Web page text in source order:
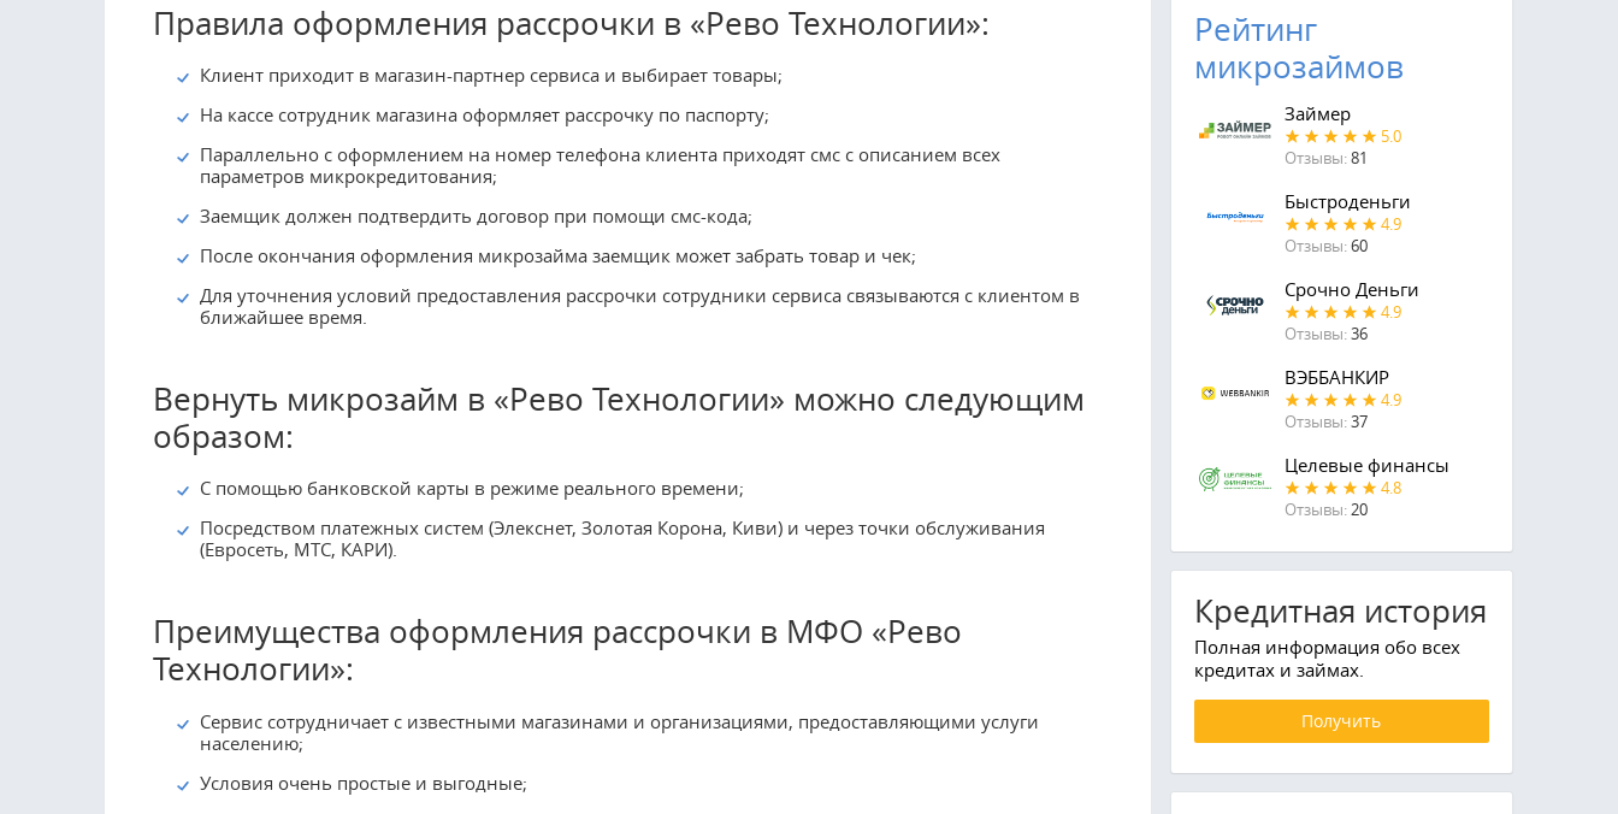
Правила оформления рассрочки в «Рево Технологии»:
Клиент приходит в магазин-партнер сервиса и выбирает товары;
На кассе сотрудник магазина оформляет рассрочку по паспорту;
Параллельно с оформлением на номер телефона клиента приходят смс с описанием всех
параметров микрокредитования;
Заемщик должен подтвердить договор при помощи смс-кода;
После окончания оформления микрозайма заемщик может забрать товар и чек;
Для уточнения условий предоставления рассрочки сотрудники сервиса связываются с клиентом в
ближайшее время.
Вернуть микрозайм в «Рево Технологии» можно следующим
образом:
С помощью банковской карты в режиме реального времени;
Посредством платежных систем (Элекснет, Золотая Корона, Киви) и через точки обслуживания
(Евросеть, МТС, КАРИ).
Преимущества оформления рассрочки в МФО «Рево
Технологии»:
Сервис сотрудничает с известными магазинами и организациями, предоставляющими услуги
населению;
Условия очень простые и выгодные;
Рейтинг
микрозаймов
Займер
5.0
Отзывы:81
Быстроденьги
4.9
Отзывы:60
Срочно Деньги
4.9
Отзывы:36
ВЭББАНКИР
4.9
Отзывы:37
Целевые финансы
4.8
Отзывы:20
Кредитная история
Полная информация обо всех
кредитах и займах.
Получить